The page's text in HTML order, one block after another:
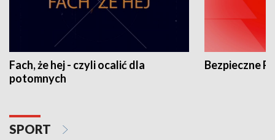
Fach, że hej - czyli ocalić dla
potomnych
Bezpieczne
SPORT